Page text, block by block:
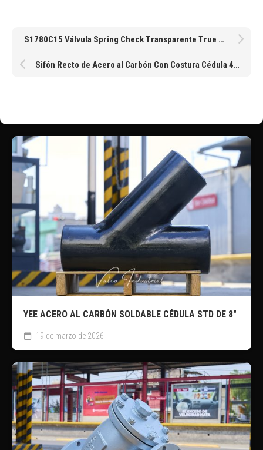
S1780C15 Válvula Spring Check Transparente True Union Cementar de Spears® EPDM de 1-1/2″
Sifón Recto de Acero al Carbón Con Costura Cédula 40 de 13MM 1/2″
YEE ACERO AL CARBÓN SOLDABLE CÉDULA STD DE 8″
19 de marzo de 2026